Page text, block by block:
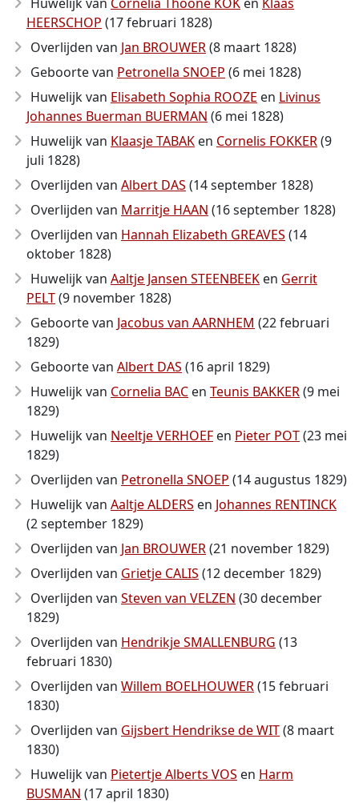
HEERSCHOP (17 februari 1828)
Overlijden van Jan BROUWER(8 maart 1828)
Geboorte van Petronella SNOEP (6 mei 1828)
Huwelijk van Elisabeth Sophia ROOZE en Livinus
Johannes Buerman BUERMAN (6 mei 1828)
Huwelijk van Klaasje TABAK en Cornelis FOKKER(9
juli 1828)
Overlijden van Albert DAS (14 september 1828)
Overlijden van Marritje HAAN (16 september 1828)
Overlijden van Hannah Elizabeth GREAVES (14
oktober 1828)
Huwelijk van Aaltje Jansen STEENBEEK en Gerrit
PELT(9 november 1828)
Geboorte van Jacobus van AARNHEM (22 februari
1829)
Geboorte van Albert DAS (16 april 1829)
Huwelijk van Cornelia BAC en Teunis BAKKER(9 mei
1829)
Huwelijk van Neeltje VERHOEF en Pieter POT(23 mei
1829)
Overlijden van Petronella SNOEP (14 augustus 1829)
Huwelijk van Aaltje ALDERS en Johannes RENTINCK
(2 september 1829)
Overlijden van Jan BROUWER(21 november 1829)
Overlijden van Grietje CALIS (12 december 1829)
Overlijden van Steven van VELZEN (30 december
1829)
Overlijden van Hendrikje SMALLENBURG (13
februari 1830)
Overlijden van Willem BOELHOUWER(15 februari
1830)
Overlijden van Gijsbert Hendrikse de WIT(8 maart
1830)
Huwelijk van Pietertje Alberts VOS en Harm
BUSMAN (17 april 1830)